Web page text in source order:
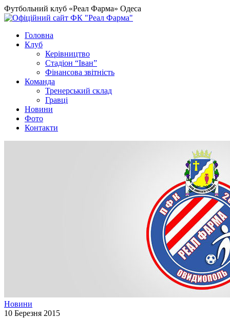
Футбольний клуб «Реал Фарма» Одеса
Головна
Клуб
Керівництво
Стадіон “Іван”
Фінансова звітність
Команда
Тренерський склад
Гравці
Новини
Фото
Контакти
Новини
10 Березня 2015